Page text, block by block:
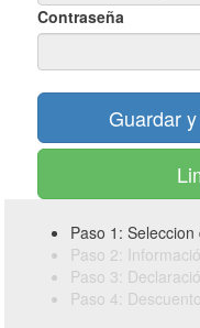
Contraseña
Paso 1:
Paso 2:
Paso 3:
Paso 4: